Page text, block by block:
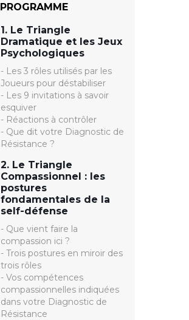
• Une capacité accrue à
communicant.e
• Comprendre les principes
méthodologiques pour y
répondre
• Savoir utiliser les cinq gestes
de la technique de l’édredon
PROGRAMME
1. Le Triangle
Dramatique et les Jeux
Psychologiques
- Les 3 rôles utilisés par les
Joueurs pour déstabiliser
- Les 9 invitations à savoir
esquiver
- Réactions à contrôler
- Que dit votre Diagnostic de
Résistance ?
2. Le Triangle
Compassionnel : les
postures
fondamentales de la
self-défense
- Que vient faire la
compassion ici ?
- Trois postures en miroir des
trois rôles
- Vos compétences
compassionnelles indiquées
dans votre Diagnostic de
Résistance